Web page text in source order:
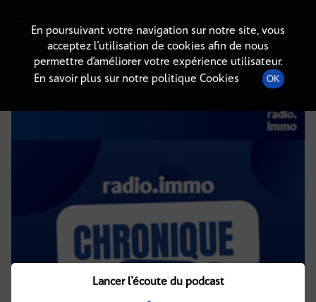
DÉTAILS DE L'ÉMISSION
En poursuivant votre navigation sur notre site, vous
acceptez l’utilisation de cookies afin de nous
permettre d’améliorer votre expérience utilisateur.
En savoir plus sur notre politique Cookies
OK
Lancer l'écoute du podcast